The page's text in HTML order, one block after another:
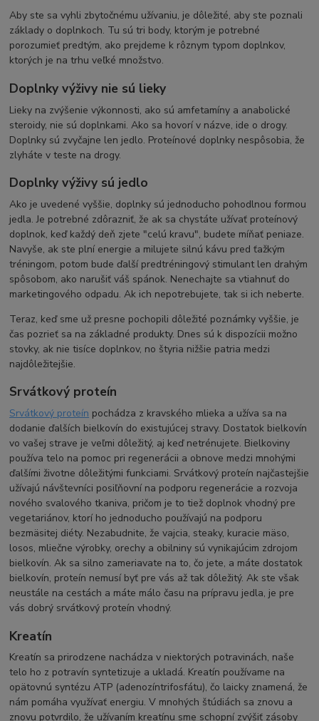
Aby ste sa vyhli zbytočnému užívaniu, je dôležité, aby ste poznali
základy o doplnkoch. Tu sú tri body, ktorým je potrebné
porozumieť predtým, ako prejdeme k rôznym typom doplnkov,
ktorých je na trhu veľké množstvo.
Doplnky výživy nie sú lieky
Lieky na zvýšenie výkonnosti, ako sú amfetamíny a anabolické
steroidy, nie sú doplnkami. Ako sa hovorí v názve, ide o drogy.
Doplnky sú zvyčajne len jedlo. Proteínové doplnky nespôsobia, že
zlyháte v teste na drogy.
Doplnky výživy sú jedlo
Ako je uvedené vyššie, doplnky sú jednoducho pohodlnou formou
jedla. Je potrebné zdôrazniť, že ak sa chystáte užívať proteínový
doplnok, keď každý deň zjete "celú kravu", budete míňať peniaze.
Navyše, ak ste plní energie a milujete silnú kávu pred ťažkým
tréningom, potom bude ďalší predtréningový stimulant len drahým
spôsobom, ako narušiť váš spánok. Nenechajte sa vtiahnuť do
marketingového odpadu. Ak ich nepotrebujete, tak si ich neberte.
Teraz, keď sme už presne pochopili dôležité poznámky vyššie, je
čas pozrieť sa na základné produkty. Dnes sú k dispozícii možno
stovky, ak nie tisíce doplnkov, no štyria nižšie patria medzi
najdôležitejšie.
Srvátkový proteín
Srvátkový proteín pochádza z kravského mlieka a užíva sa na
dodanie ďalších bielkovín do existujúcej stravy. Dostatok bielkovín
vo vašej strave je veľmi dôležitý, aj keď netrénujete. Bielkoviny
používa telo na pomoc pri regenerácii a obnove medzi mnohými
ďalšími životne dôležitými funkciami. Srvátkový proteín najčastejšie
užívajú návštevníci posiľňovní na podporu regenerácie a rozvoja
nového svalového tkaniva, pričom je to tiež doplnok vhodný pre
vegetariánov, ktorí ho jednoducho používajú na podporu
bezmäsitej diéty. Nezabudnite, že vajcia, steaky, kuracie mäso,
losos, mliečne výrobky, orechy a obilniny sú vynikajúcim zdrojom
bielkovín. Ak sa silno zameriavate na to, čo jete, a máte dostatok
bielkovín, proteín nemusí byť pre vás až tak dôležitý. Ak ste však
neustále na cestách a máte málo času na prípravu jedla, je pre
vás dobrý srvátkový proteín vhodný.
Kreatín
Kreatín sa prirodzene nachádza v niektorých potravinách, naše
telo ho z potravín syntetizuje a ukladá. Kreatín používame na
opätovnú syntézu ATP (adenozíntrifosfátu), čo laicky znamená, že
nám pomáha využívať energiu. V mnohých štúdiách sa znovu a
znovu potvrdilo, že užívaním kreatínu sme schopní zvýšiť zásoby